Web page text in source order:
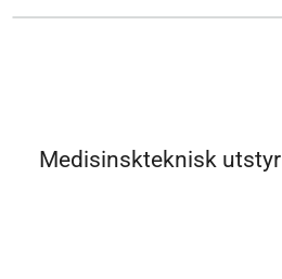
Medisinskteknisk utstyr